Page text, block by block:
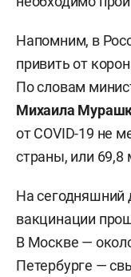
Напомним, в
привить от
По словам
Михаила
от COVID-19 не
страны, или 69,8
На сегодняшний
вакцинации
В Москве —
Петербурге —